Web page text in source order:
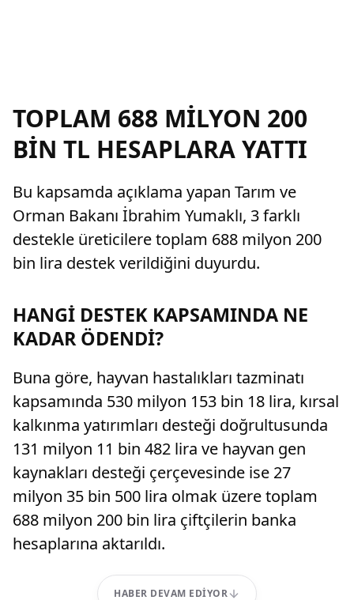
TOPLAM 688 MİLYON 200
BİN TL HESAPLARA YATTI
Bu kapsamda açıklama yapan Tarım ve
Orman Bakanı İbrahim Yumaklı, 3 farklı
destekle üreticilere toplam 688 milyon 200
bin lira destek verildiğini duyurdu.
HANGİ DESTEK KAPSAMINDA NE
KADAR ÖDENDİ?
Buna göre, hayvan hastalıkları tazminatı
kapsamında 530 milyon 153 bin 18 lira, kırsal
kalkınma yatırımları desteği doğrultusunda
131 milyon 11 bin 482 lira ve hayvan gen
kaynakları desteği çerçevesinde ise 27
milyon 35 bin 500 lira olmak üzere toplam
688 milyon 200 bin lira çiftçilerin banka
hesaplarına aktarıldı.
HABER DEVAM EDIYOR